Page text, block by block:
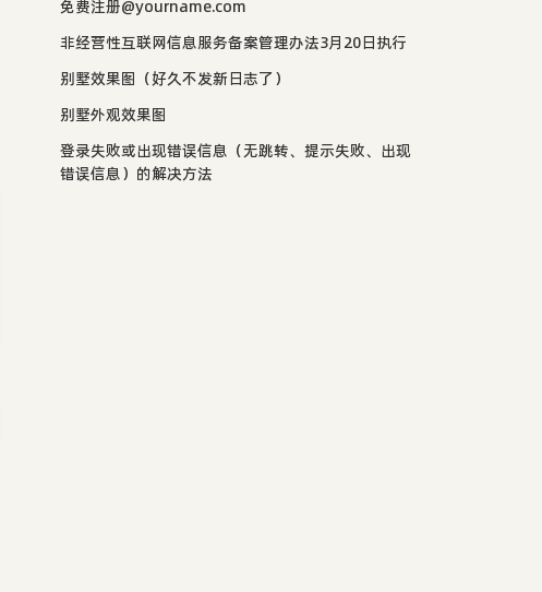
免费注册@yourname.com
非经营性互联网信息服务备案管理办法3月20日执行
别墅效果图（好久不发新日志了）
别墅外观效果图
登录失败或出现错误信息（无跳转、提示失败、出现
错误信息）的解决方法